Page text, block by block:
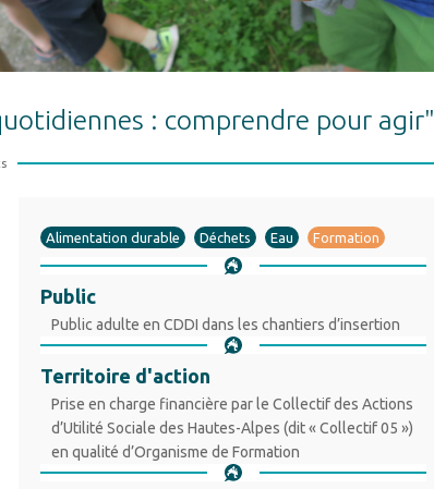
: comprendre pour agir"
Alimentation durable Déchets Eau Formation
Public
Public adulte en CDDI dans les chantiers d’insertion
Territoire d'action
Prise en charge financière par le Collectif des Actions
d’Utilité Sociale des Hautes-Alpes (dit « Collectif 05 »)
en qualité d’Organisme de Formation